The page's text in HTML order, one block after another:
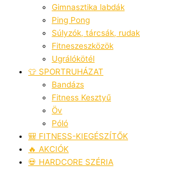
Gimnasztika labdák
Ping Pong
Súlyzók, tárcsák, rudak
Fitneszeszközök
Ugrálókötél
👕 SPORTRUHÁZAT
Bandázs
Fitness Kesztyű
Öv
Póló
🎒 FITNESS-KIEGÉSZÍTŐK
🔥 AKCIÓK
💀 HARDCORE SZÉRIA